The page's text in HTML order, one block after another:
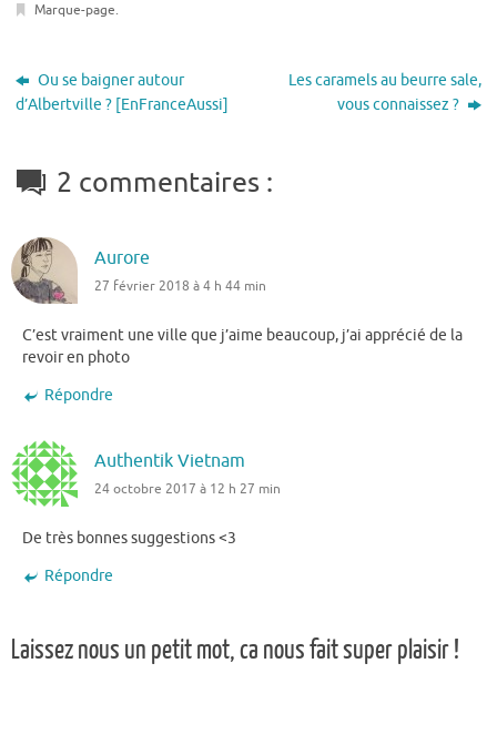
Marque-page.
Ou se baigner autour
d’Albertville ? [EnFranceAussi]
Les caramels au beurre sale,
vous connaissez ?
2 commentaires :
Aurore
27 février 2018 à 4 h 44 min
C’est vraiment une ville que j’aime beaucoup, j’ai apprécié de la
revoir en photo
Répondre
Authentik Vietnam
24 octobre 2017 à 12 h 27 min
De très bonnes suggestions <3
Répondre
Laissez nous un petit mot, ca nous fait super plaisir !